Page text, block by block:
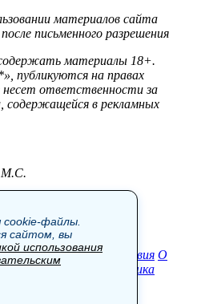
материалов сайта
письменного разрешения
материалы 18+.
публикуются на правах
несет ответственности за
содержащейся в рекламных
М.С.
В мире Происшествия О
Пресс-релизы
Политика
файлы.
сайтом, вы
использования